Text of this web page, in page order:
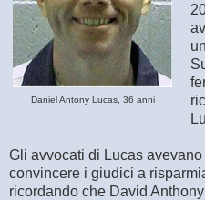
Daniel Antony Lucas, 36 anni
Gli avvocati di Lucas
convincere i giudici a
ricordando che David